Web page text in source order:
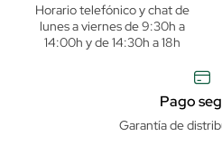
Horario telefónico y chat de
lunes a viernes de 9:30h a
14:00h y de 14:30h a 18h
Pago
Garantía de